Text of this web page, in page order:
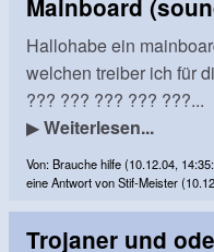
Mainboard
Hallohabe ein
welchen treiber ich für
??? ??? ??? ??? ???...
▶Weiterlesen...
Von: Brauche hilfe (10.12.04,
eine Antwort von Stif-Meister
Trojaner und